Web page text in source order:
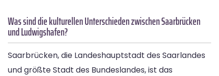
Was sind die kulturellen Unterschieden zwischen Saarbrücken
und Ludwigshafen?
Saarbrücken, die Landeshauptstadt des Saarlandes
und größte Stadt des Bundeslandes, ist das